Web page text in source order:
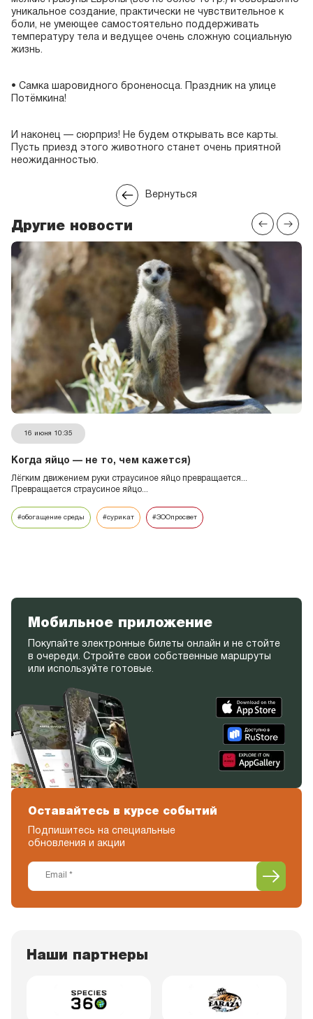
уникальное создание, практически не чувствительное к
боли, не умеющее самостоятельно поддерживать
температуру тела и ведущее очень сложную социальную
жизнь.
• Самка шаровидного броненосца. Праздник на улице
Потёмкина!
И наконец — сюрприз! Не будем открывать все карты.
Пусть приезд этого животного станет очень приятной
неожиданностью.
Вернуться
Другие новости
16 июня 10:35
Когда яйцо — не то, чем кажется)
Лёгким движением руки страусиное яйцо превращается...
Превращается страусиное яйцо...
#обогащение среды #сурикат #ЗООпросвет
Мобильное приложение
Покупайте электронные билеты онлайн и не стойте
в очереди. Стройте свои собственные маршруты
или используйте готовые.
Оставайтесь в курсе событий
Подпишитесь на специальные
обновления и акции
Наши партнеры